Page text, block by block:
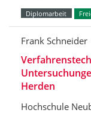
Diplomarbeit
Frank Schneider
Herden
Hochschule